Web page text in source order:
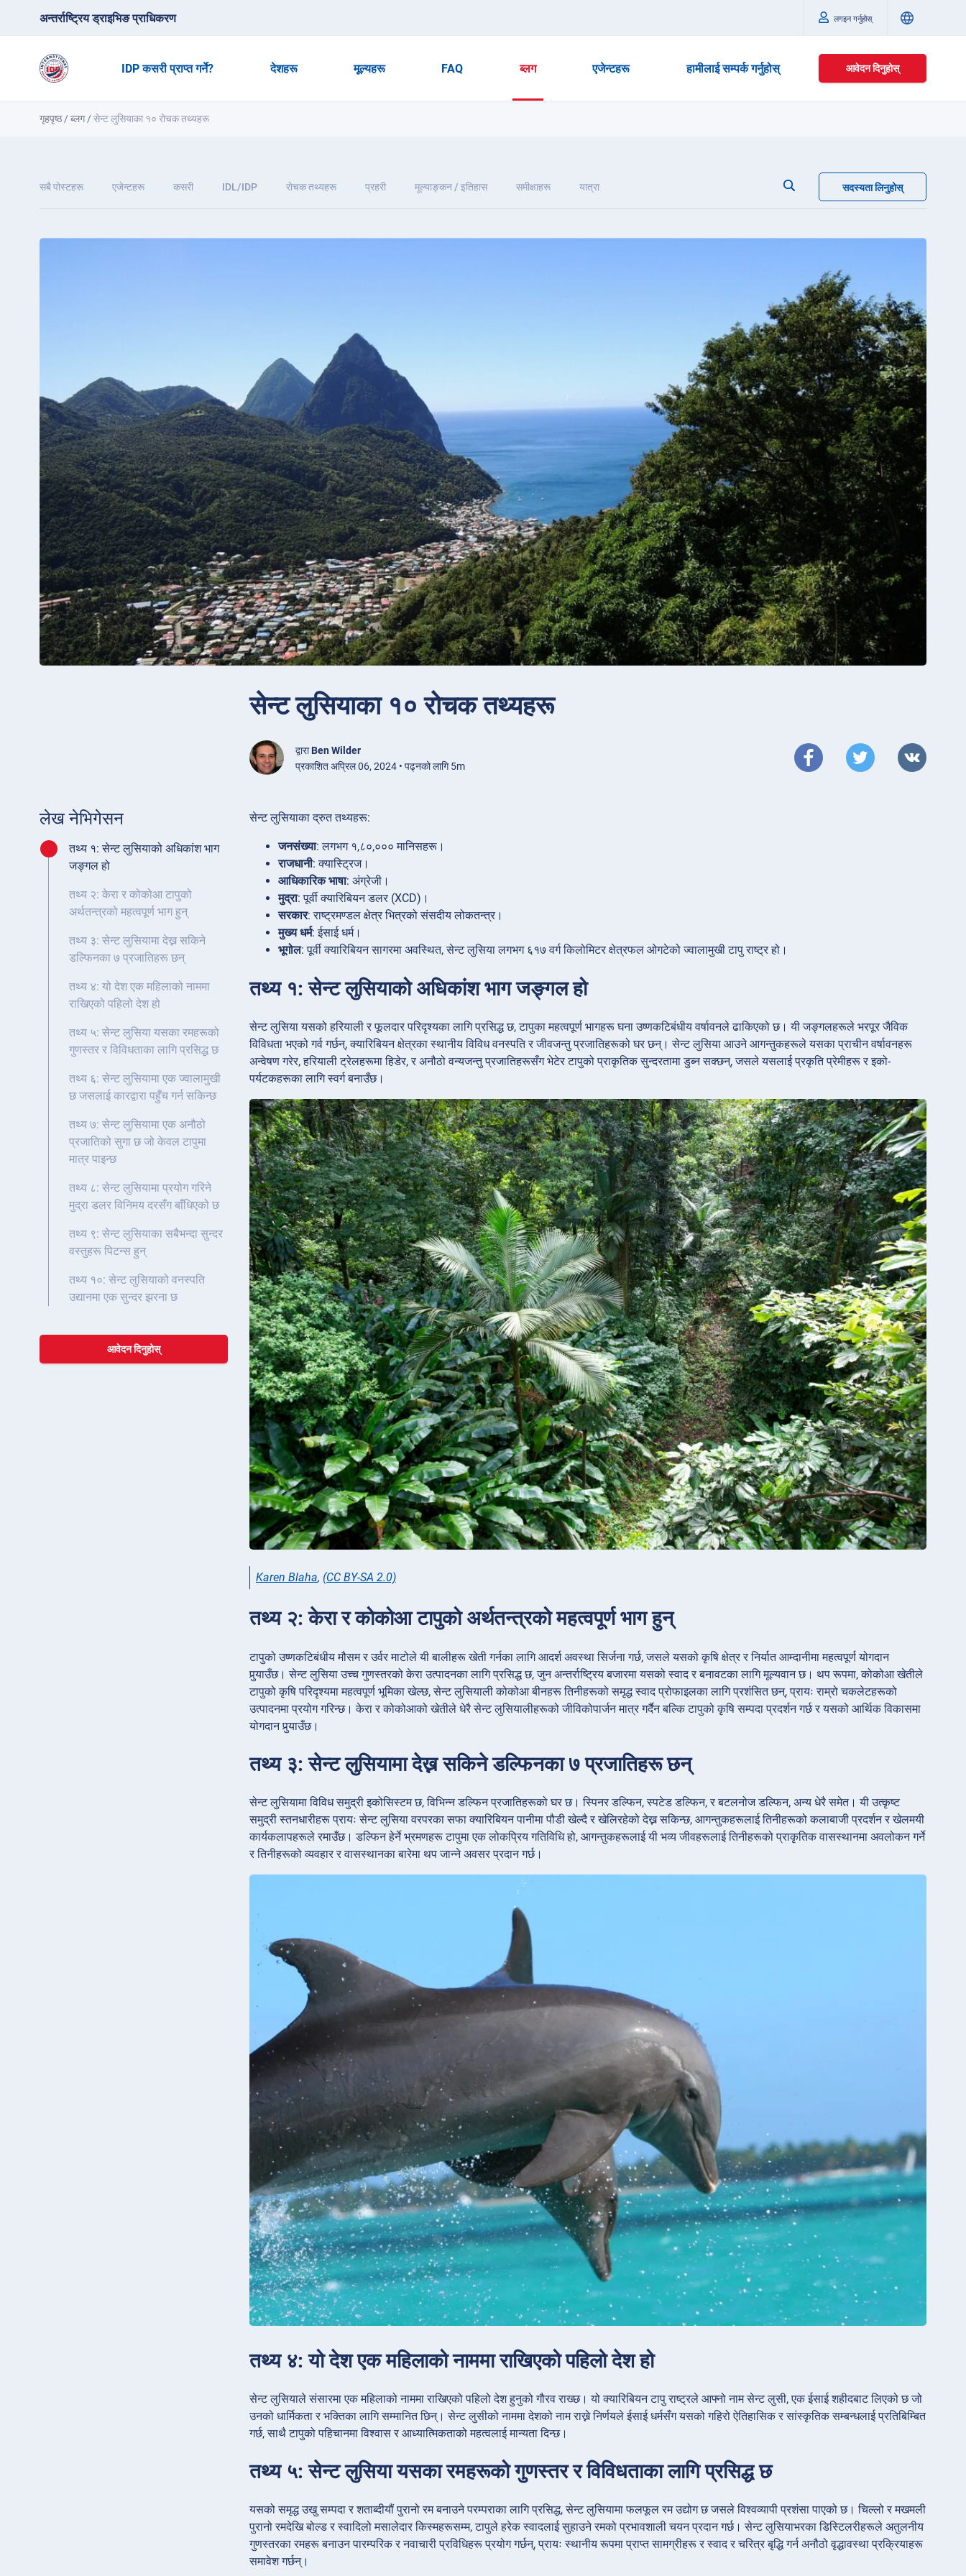
अन्तर्राष्ट्रिय ड्राइभिङ प्राधिकरण लगइन गर्नुहोस्
IDP कसरी प्राप्त गर्ने? देशहरू मूल्यहरू FAQ ब्लग एजेन्टहरू हामीलाई सम्पर्क गर्नुहोस् आवेदन दिनुहोस्
गृहपृष्ठ/ब्लग/सेन्ट लुसियाका १० रोचक तथ्यहरू
सबै पोस्टहरू एजेन्टहरू कसरी IDL/IDP राेचक तथ्यहरू प्रहरी मूल्याङ्कन / इतिहास समीक्षाहरू यात्रा सदस्यता लिनुहोस्
सेन्ट लुसियाका १० रोचक तथ्यहरू
द्वाराBen Wilder
प्रकाशित अप्रिल 06, 2024 • पढ्नको लागि 5m
लेख नेभिगेसन
तथ्य १: सेन्ट लुसियाको अधिकांश भाग
जङ्गल हो
तथ्य २: केरा र कोकोआ टापुको
अर्थतन्त्रको महत्वपूर्ण भाग हुन्
तथ्य ३: सेन्ट लुसियामा देख्न सकिने
डल्फिनका ७ प्रजातिहरू छन्
तथ्य ४: यो देश एक महिलाको नाममा
राखिएको पहिलो देश हो
तथ्य ५: सेन्ट लुसिया यसका रमहरूको
गुणस्तर र विविधताका लागि प्रसिद्ध छ
तथ्य ६: सेन्ट लुसियामा एक ज्वालामुखी
छ जसलाई कारद्वारा पहुँच गर्न सकिन्छ
तथ्य ७: सेन्ट लुसियामा एक अनौठो
प्रजातिको सुगा छ जो केवल टापुमा
मात्र पाइन्छ
तथ्य ८: सेन्ट लुसियामा प्रयोग गरिने
मुद्रा डलर विनिमय दरसँग बाँधिएको छ
तथ्य ९: सेन्ट लुसियाका सबैभन्दा सुन्दर
वस्तुहरू पिटन्स हुन्
तथ्य १०: सेन्ट लुसियाको वनस्पति
उद्यानमा एक सुन्दर झरना छ
आवेदन दिनुहोस्
सेन्ट लुसियाका द्रुत तथ्यहरू:
जनसंख्या: लगभग १,८०,००० मानिसहरू।
राजधानी: क्यास्ट्रिज।
आधिकारिक भाषा: अंग्रेजी।
मुद्रा: पूर्वी क्यारिबियन डलर (XCD)।
सरकार: राष्ट्रमण्डल क्षेत्र भित्रको संसदीय लोकतन्त्र।
मुख्य धर्म: ईसाई धर्म।
भूगोल: पूर्वी क्यारिबियन सागरमा अवस्थित, सेन्ट लुसिया लगभग ६१७ वर्ग किलोमिटर क्षेत्रफल ओगटेको ज्वालामुखी टापु राष्ट्र हो।
तथ्य १: सेन्ट लुसियाको अधिकांश भाग जङ्गल हो
सेन्ट लुसिया यसको हरियाली र फूलदार परिदृश्यका लागि प्रसिद्ध छ, टापुका महत्वपूर्ण भागहरू घना उष्णकटिबंधीय वर्षावनले ढाकिएको छ। यी जङ्गलहरूले भरपूर जैविक
विविधता भएको गर्व गर्छन्, क्यारिबियन क्षेत्रका स्थानीय विविध वनस्पति र जीवजन्तु प्रजातिहरूको घर छन्। सेन्ट लुसिया आउने आगन्तुकहरूले यसका प्राचीन वर्षावनहरू
अन्वेषण गरेर, हरियाली ट्रेलहरूमा हिडेर, र अनौठो वन्यजन्तु प्रजातिहरूसँग भेटेर टापुको प्राकृतिक सुन्दरतामा डुब्न सक्छन्, जसले यसलाई प्रकृति प्रेमीहरू र इको-
पर्यटकहरूका लागि स्वर्ग बनाउँछ।
Karen Blaha, (CC BY-SA 2.0)
तथ्य २: केरा र कोकोआ टापुको अर्थतन्त्रको महत्वपूर्ण भाग हुन्
टापुको उष्णकटिबंधीय मौसम र उर्वर माटोले यी बालीहरू खेती गर्नका लागि आदर्श अवस्था सिर्जना गर्छ, जसले यसको कृषि क्षेत्र र निर्यात आम्दानीमा महत्वपूर्ण योगदान
पुर्‍याउँछ। सेन्ट लुसिया उच्च गुणस्तरको केरा उत्पादनका लागि प्रसिद्ध छ, जुन अन्तर्राष्ट्रिय बजारमा यसको स्वाद र बनावटका लागि मूल्यवान छ। थप रूपमा, कोकोआ खेतीले
टापुको कृषि परिदृश्यमा महत्वपूर्ण भूमिका खेल्छ, सेन्ट लुसियाली कोकोआ बीनहरू तिनीहरूको समृद्ध स्वाद प्रोफाइलका लागि प्रशंसित छन्, प्रायः राम्रो चकलेटहरूको
उत्पादनमा प्रयोग गरिन्छ। केरा र कोकोआको खेतीले धेरै सेन्ट लुसियालीहरूको जीविकोपार्जन मात्र गर्दैन बल्कि टापुको कृषि सम्पदा प्रदर्शन गर्छ र यसको आर्थिक विकासमा
योगदान पुर्‍याउँछ।
तथ्य ३: सेन्ट लुसियामा देख्न सकिने डल्फिनका ७ प्रजातिहरू छन्
सेन्ट लुसियामा विविध समुद्री इकोसिस्टम छ, विभिन्न डल्फिन प्रजातिहरूको घर छ। स्पिनर डल्फिन, स्पटेड डल्फिन, र बटलनोज डल्फिन, अन्य धेरै समेत। यी उत्कृष्ट
समुद्री स्तनधारीहरू प्रायः सेन्ट लुसिया वरपरका सफा क्यारिबियन पानीमा पौडी खेल्दै र खेलिरहेको देख्न सकिन्छ, आगन्तुकहरूलाई तिनीहरूको कलाबाजी प्रदर्शन र खेलमयी
कार्यकलापहरूले रमाउँछ। डल्फिन हेर्ने भ्रमणहरू टापुमा एक लोकप्रिय गतिविधि हो, आगन्तुकहरूलाई यी भव्य जीवहरूलाई तिनीहरूको प्राकृतिक वासस्थानमा अवलोकन गर्ने
र तिनीहरूको व्यवहार र वासस्थानका बारेमा थप जान्ने अवसर प्रदान गर्छ।
तथ्य ४: यो देश एक महिलाको नाममा राखिएको पहिलो देश हो
सेन्ट लुसियाले संसारमा एक महिलाको नाममा राखिएको पहिलो देश हुनुको गौरव राख्छ। यो क्यारिबियन टापु राष्ट्रले आफ्नो नाम सेन्ट लुसी, एक ईसाई शहीदबाट लिएको छ जो
उनको धार्मिकता र भक्तिका लागि सम्मानित छिन्। सेन्ट लुसीको नाममा देशको नाम राख्ने निर्णयले ईसाई धर्मसँग यसको गहिरो ऐतिहासिक र सांस्कृतिक सम्बन्धलाई प्रतिबिम्बित
गर्छ, साथै टापुको पहिचानमा विश्वास र आध्यात्मिकताको महत्वलाई मान्यता दिन्छ।
तथ्य ५: सेन्ट लुसिया यसका रमहरूको गुणस्तर र विविधताका लागि प्रसिद्ध छ
यसको समृद्ध उखु सम्पदा र शताब्दीयौं पुरानो रम बनाउने परम्पराका लागि प्रसिद्ध, सेन्ट लुसियामा फलफूल रम उद्योग छ जसले विश्वव्यापी प्रशंसा पाएको छ। चिल्लो र मखमली
पुरानो रमदेखि बोल्ड र स्वादिलो मसालेदार किस्महरूसम्म, टापुले हरेक स्वादलाई सुहाउने रमको प्रभावशाली चयन प्रदान गर्छ। सेन्ट लुसियाभरका डिस्टिलरीहरूले अतुलनीय
गुणस्तरका रमहरू बनाउन पारम्परिक र नवाचारी प्रविधिहरू प्रयोग गर्छन्, प्रायः स्थानीय रूपमा प्राप्त सामग्रीहरू र स्वाद र चरित्र बृद्धि गर्न अनौठो वृद्धावस्था प्रक्रियाहरू
समावेश गर्छन्।